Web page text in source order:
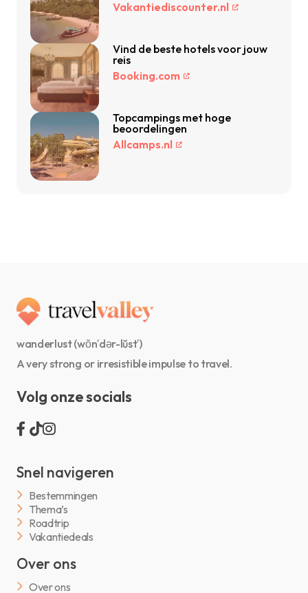
Vakantiediscounter.nl
Vind de beste hotels voor jouw
reis
Booking.com
Topcampings met hoge
beoordelingen
Allcamps.nl
wanderlust (wŏn′dər-lŭst′)
A very strong or irresistible impulse to travel.
Volg onze socials
Snel navigeren
Bestemmingen
Thema’s
Roadtrip
Vakantiedeals
Over ons
Over ons